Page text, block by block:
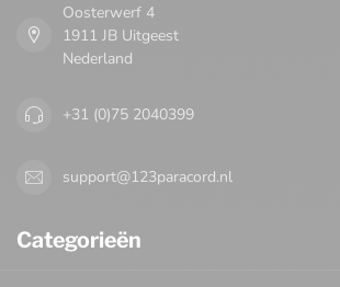
Oosterwerf 4
1911 JB Uitgeest
Nederland
+31 (0)75 2040399
support@123paracord.nl
Categorieën